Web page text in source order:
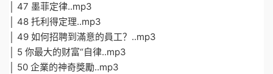
│ 47 墨菲定律..mp3
│ 48 托利得定理..mp3
│ 49 如何招聘到滿意的員工？..mp3
│ 5 你最大的财富“自律..mp3
│ 50 企業的神奇獎勵..mp3